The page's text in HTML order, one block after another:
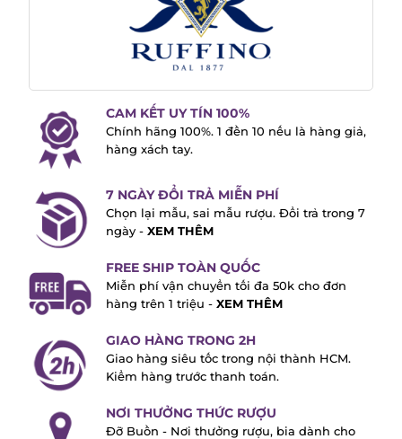
CAM KẾT UY TÍN 100%
Chính hãng 100%. 1 đền 10 nếu là hàng giả,
hàng xách tay.
7 NGÀY ĐỔI TRẢ MIỄN PHÍ
Chọn lại mẫu, sai mẫu rượu. Đổi trả trong 7
ngày -XEM THÊM
FREE SHIP TOÀN QUỐC
Miễn phí vận chuyển tối đa 50k cho đơn
hàng trên 1 triệu - XEM THÊM
GIAO HÀNG TRONG 2H
Giao hàng siêu tốc trong nội thành HCM.
Kiểm hàng trước thanh toán.
NƠI THƯỞNG THỨC RƯỢU
Đỡ Buồn - Nơi thưởng rượu, bia dành cho